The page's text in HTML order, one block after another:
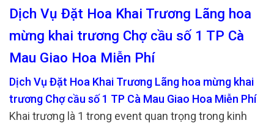
Dịch Vụ Đặt Hoa Khai Trương Lãng hoa
mừng khai trương Chợ cầu số 1 TP Cà
Mau Giao Hoa Miễn Phí
Dịch Vụ Đặt Hoa Khai Trương Lãng hoa mừng khai
trương Chợ cầu số 1 TP Cà Mau Giao Hoa Miễn Phí
Khai trương là 1 trong event quan trọng trong kinh